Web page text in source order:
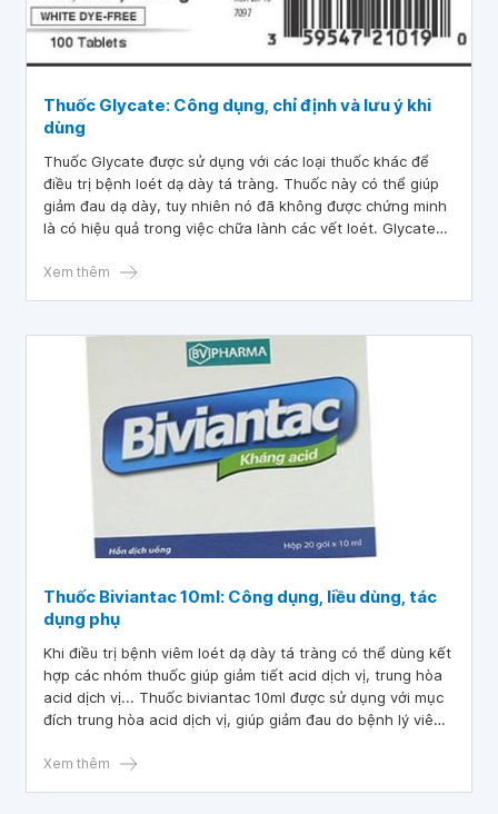
Thuốc Glycate: Công dụng, chỉ định và lưu ý khi
dùng
Thuốc Glycate được sử dụng với các loại thuốc khác để
điều trị bệnh loét dạ dày tá tràng. Thuốc này có thể giúp
giảm đau dạ dày, tuy nhiên nó đã không được chứng minh
là có hiệu quả trong việc chữa lành các vết loét. Glycate
chậm các chuyển động tự nhiên của ruột.
Xem thêm
Thuốc Biviantac 10ml: Công dụng, liều dùng, tác
dụng phụ
Khi điều trị bệnh viêm loét dạ dày tá tràng có thể dùng kết
hợp các nhóm thuốc giúp giảm tiết acid dịch vị, trung hòa
acid dịch vị... Thuốc biviantac 10ml được sử dụng với mục
đích trung hòa acid dịch vị, giúp giảm đau do bệnh lý viêm
Xem thêm